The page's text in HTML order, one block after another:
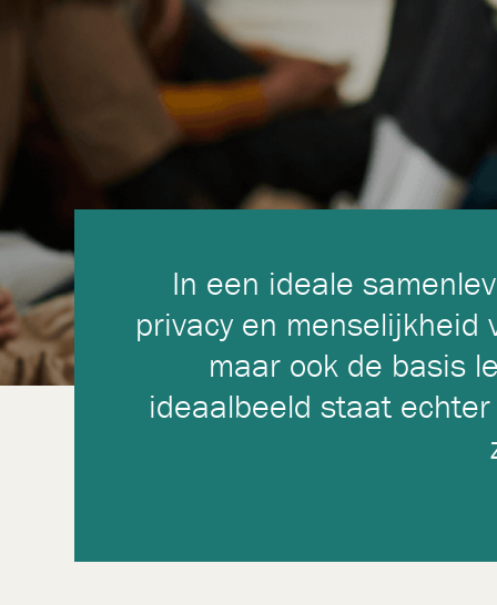
In een ideale
privacy en menselijkheid
maar ook de basis
ideaalbeeld staat